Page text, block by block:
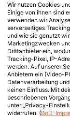
Wir nutzen Cookies
Einige von ihnen sind
verwenden wir
serverseitiges
und wie sie genutzt
Marketingzwecken
Drittanbieter ein,
Tracking-Pixel, IP-
werden. Auf unserer
Anbietern ein (Video-
Datenverarbeitung
keinen Einfluss. Mit
beschriebenen
unter „Privacy-
widerrufen. (BoD-